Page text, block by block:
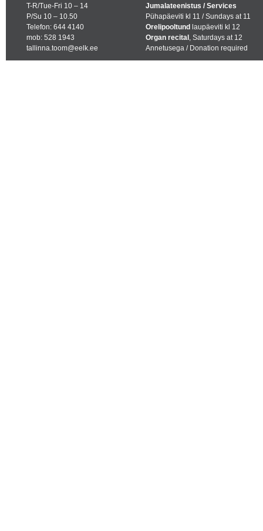
T-R/Tue-Fri 10 – 14
P/Su 10 – 10.50
Telefon: 644 4140
mob: 528 1943
tallinna.toom@eelk.ee
Jumalateenistus / Services
Pühapäeviti kl 11 / Sundays at 11
Orelipooltund laupäeviti kl 12
Organ recital , Saturdays at 12
Annetusega / Donation required